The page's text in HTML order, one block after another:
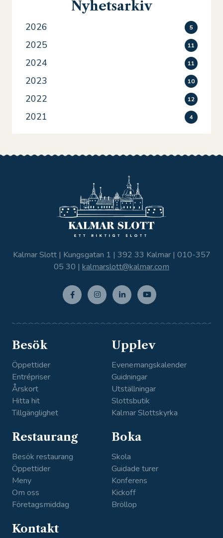
Nyhetsarkiv
2026 5
2025 11
2024 11
2023 10
2022 12
2021 4
Kalmar Slott | Kungsgatan 1 | 392 33 Kalmar | 010-357
05 30 | kalmarslott@kalmar.com
Besök
Öppettider
Entrépriser
Årskort
Hitta hit
Tillgänglighet
Upplev
Evenemangskalender
Guidningar
Utställningar
Slottsbutik
Kalmar Slottskyrka
Restaurang
Besök restaurang
Öppettider
Meny
Om oss
Företagsmiddag
Boka
Skola
Guidade turer
Konferens
Kickoff
Bröllop
Kontakt